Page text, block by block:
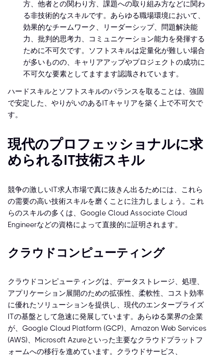
方、他者との関わり方、課題への取り組み方などに関わ
る非技術的なスキルです。あらゆる職場環境において、
効果的なチームワーク、リーダーシップ、問題解決能
力、批判的思考力、コミュニケーション能力を発揮する
ために不可欠です。ソフトスキルは定量化が難しい場合
が多いものの、キャリアアップやプロジェクトの成功に
不可欠な要素としてますます認識されています。
ハードスキルとソフトスキルのバランスを取ることは、強固
で安定した、やりがいのあるITキャリアを築く上で不可欠で
す。
現代のプロフェッショナルに求
められるIT技術スキル
競争の激しいIT求人市場で真に抜きん出るためには、これら
の需要の高い技術スキルを磨くことに注力しましょう。これ
らのスキルの多くは、Google Cloud Associate Cloud
Engineerなどの資格によって直接的に証明されます。
クラウドコンピューティング
クラウドコンピューティングは、データストレージ、処理、
アプリケーション展開のための拡張性、柔軟性、コスト効率
に優れたソリューションを提供し、現代のエンタープライズ
ITの基盤として急速に発展しています。あらゆる業界の企業
が、Google Cloud Platform (GCP)、Amazon Web Services
(AWS)、Microsoft Azureといった主要なクラウドプラットフ
ォームへの移行を進めています。クラウドサービス、